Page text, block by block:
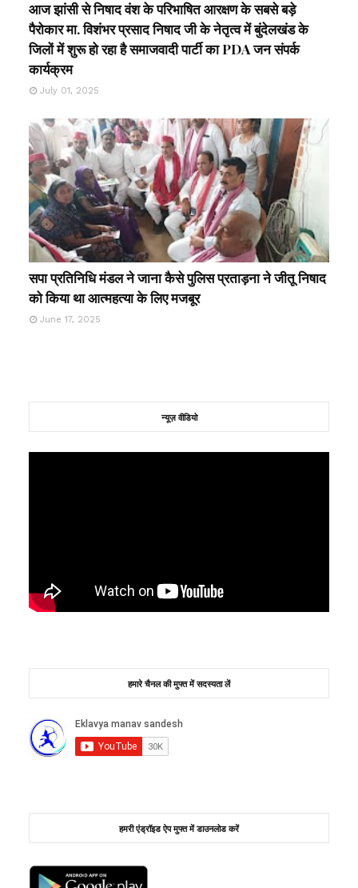
आज झांसी से निषाद वंश के परिभाषित आरक्षण के सबसे बड़े
पैरोकार मा. विशंभर प्रसाद निषाद जी के नेतृत्व में बुंदेलखंड के
जिलों में शुरू हो रहा है समाजवादी पार्टी का PDA जन संपर्क
कार्यक्रम
July 01, 2025
सपा प्रतिनिधि मंडल ने जाना कैसे पुलिस प्रताड़ना ने जीतू निषाद
को किया था आत्महत्या के लिए मजबूर
June 17, 2025
न्यूज़ वीडियो
हमारे चैनल की मुफ्त में सदस्यता लें
हमरी एंड्रॉइड ऐप मुफ्त में डाउनलोड करें